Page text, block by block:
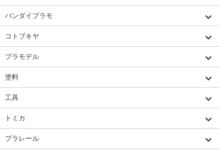
バンダイプラモ
コトブキヤ
プラモデル
塗料
工具
トミカ
プラレール